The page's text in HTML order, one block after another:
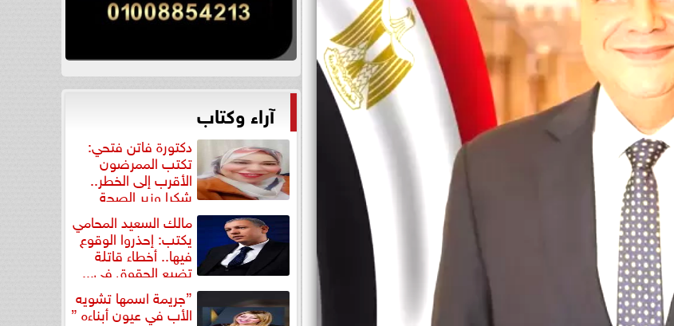
آراء وكتاب
دكتورة فاتن فتحي:
تكتب الممرضون
الأقرب إلى الخطر..
شكرا وزير الصحة
لتكريم... مالك السعيد المحامي
يكتب: إحذروا الوقوع
فيها.. أخطاء قاتلة
تضيع الحقوق في...
”جريمة اسمها تشويه
الأب في عيون أبناءه ”